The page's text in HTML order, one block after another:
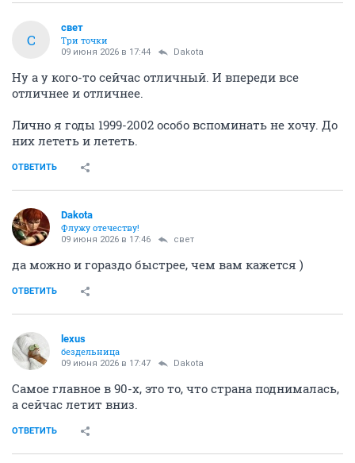
С
свет
Три точки
09 июня 2026 в 17:44 Dаkota
Ну а у кого-то сейчас отличный. И впереди все
отличнее и отличнее.
Лично я годы 1999-2002 особо вспоминать не хочу. До
них лететь и лететь.
ОТВЕТИТЬ
Dаkota
Флужу отечеству!
09 июня 2026 в 17:46 свет
да можно и гораздо быстрее, чем вам кажется )
ОТВЕТИТЬ
lexus
бездельница
09 июня 2026 в 17:47 Dаkota
Самое главное в 90-х, это то, что страна поднималась,
а сейчас летит вниз.
ОТВЕТИТЬ